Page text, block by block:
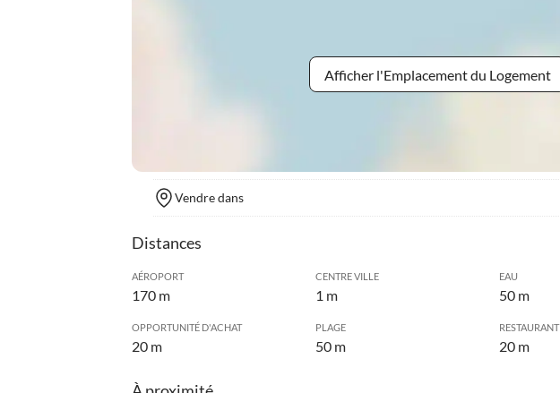
Afficher l'Emplacement du Logement
Vendre dans
Distances
AÉROPORT
170 m
CENTRE VILLE
1 m
EAU
50 m
OPPORTUNITÉ D'ACHAT
20 m
PLAGE
50 m
RESTAURANT
20 m